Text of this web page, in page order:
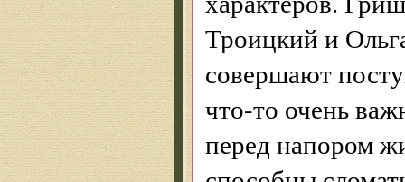
Троицкий и
совершают
что-то очень
перед напором